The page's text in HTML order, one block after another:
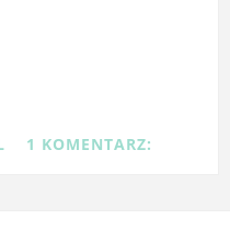
1 KOMENTARZ: